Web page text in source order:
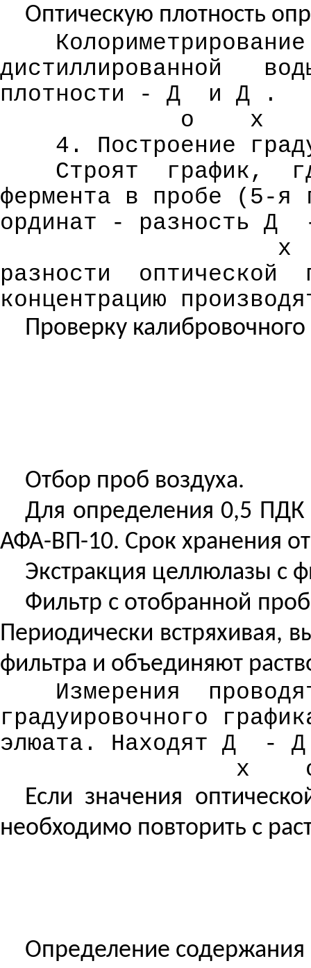
Оптическую плотность
Колориметрирование
дистиллированной
плотности - Д
и Д .
о
х
4. Построение
Строят
график,
фермента в пробе (5-я
ординат - разность Д
х
разности
оптической
концентрацию
Проверку
Отбор проб воздуха.
Для определения 0,5
АФА-ВП-10. Срок хранения
Экстракция целлюлазы с
Фильтр с отобранной
Периодически встряхивая,
фильтра и объединяют
Измерения
градуировочного
элюата. Находят Д
- Д
х
Если значения
необходимо повторить с
Определение